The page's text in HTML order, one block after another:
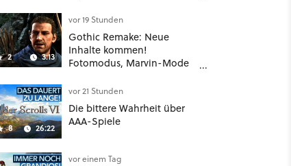
2 3:13
vor 19 Stunden
Gothic Remake: Neue
Inhalte kommen!
Fotomodus, Marvin-Mode
8 26:22
vor 21 Stunden
Die bittere Wahrheit über
AAA-Spiele
vor einem Tag